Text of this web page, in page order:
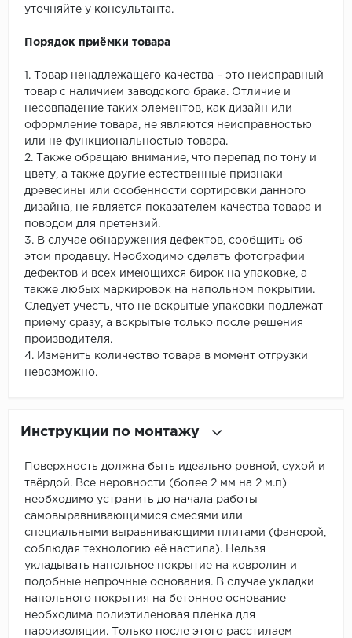
уточняйте у консультанта.
Порядок приёмки товара
1. Товар ненадлежащего качества – это неисправный
товар с наличием заводского брака. Отличие и
несовпадение таких элементов, как дизайн или
оформление товара, не являются неисправностью
или не функциональностью товара.
2. Также обращаю внимание, что перепад по тону и
цвету, а также другие естественные признаки
древесины или особенности сортировки данного
дизайна, не является показателем качества товара и
поводом для претензий.
3. В случае обнаружения дефектов, сообщить об
этом продавцу. Необходимо сделать фотографии
дефектов и всех имеющихся бирок на упаковке, а
также любых маркировок на напольном покрытии.
Следует учесть, что не вскрытые упаковки подлежат
приему сразу, а вскрытые только после решения
производителя.
4. Изменить количество товара в момент отгрузки
невозможно.
Инструкции по монтажу
Поверхность должна быть идеально ровной, сухой и
твёрдой. Все неровности (более 2 мм на 2 м.п)
необходимо устранить до начала работы
самовыравнивающимися смесями или
специальными выравнивающими плитами (фанерой,
соблюдая технологию её настила). Нельзя
укладывать напольное покрытие на ковролин и
подобные непрочные основания. В случае укладки
напольного покрытия на бетонное основание
необходима полиэтиленовая пленка для
пароизоляции. Только после этого расстилаем